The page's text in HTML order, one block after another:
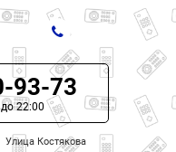
93-73
22:00
Улица Костякова